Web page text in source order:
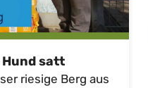
Hund satt
riesige Berg aus